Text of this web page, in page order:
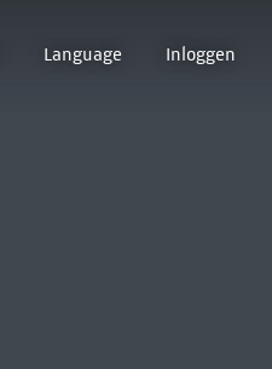
Language Inloggen